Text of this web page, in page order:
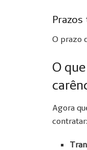
O prazo
O
Agora
contratar: